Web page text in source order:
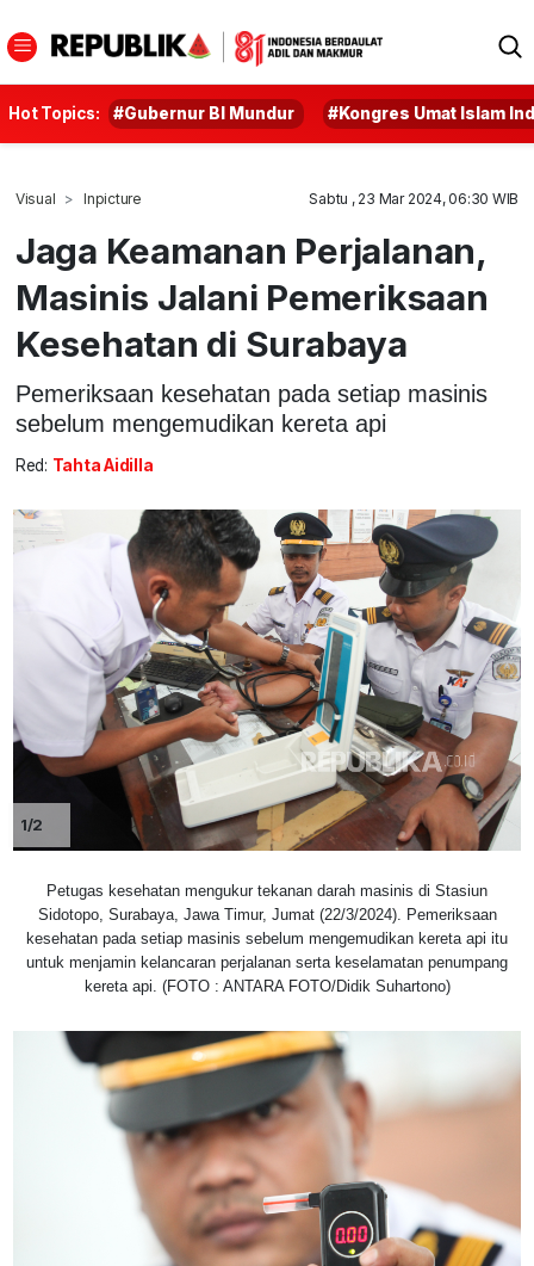
Hot Topics: #Gubernur BI Mundur #Kongres Umat Islam
Visual Inpicture Sabtu , 23 Mar 2024, 06:30 WIB
Jaga Keamanan Perjalanan,
Masinis Jalani Pemeriksaan
Kesehatan di Surabaya
Pemeriksaan kesehatan pada setiap masinis
sebelum mengemudikan kereta api
Red: Tahta Aidilla
1/2
Petugas kesehatan mengukur tekanan darah masinis di Stasiun
Sidotopo, Surabaya, Jawa Timur, Jumat (22/3/2024). Pemeriksaan
kesehatan pada setiap masinis sebelum mengemudikan kereta api itu
untuk menjamin kelancaran perjalanan serta keselamatan penumpang
kereta api. (FOTO : ANTARA FOTO/Didik Suhartono)